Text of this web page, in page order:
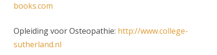
books.com
Opleiding voor Osteopathie: http://www.college-
sutherland.nl